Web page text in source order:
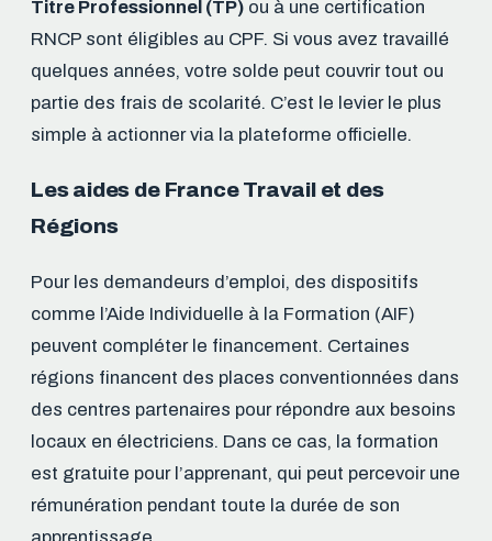
Titre Professionnel (TP) ou à une certification
RNCP sont éligibles au CPF. Si vous avez travaillé
quelques années, votre solde peut couvrir tout ou
partie des frais de scolarité. C’est le levier le plus
simple à actionner via la plateforme officielle.
Les aides de France Travail et des
Régions
Pour les demandeurs d’emploi, des dispositifs
comme l’Aide Individuelle à la Formation (AIF)
peuvent compléter le financement. Certaines
régions financent des places conventionnées dans
des centres partenaires pour répondre aux besoins
locaux en électriciens. Dans ce cas, la formation
est gratuite pour l’apprenant, qui peut percevoir une
rémunération pendant toute la durée de son